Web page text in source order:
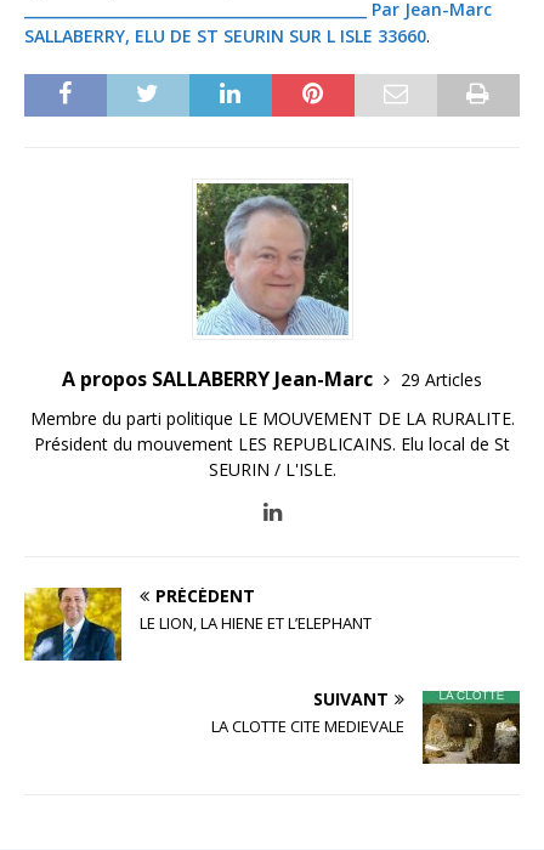
_______________________________________________ Par Jean-Marc
SALLABERRY, ELU DE ST SEURIN SUR L ISLE 33660.
A propos SALLABERRY Jean-Marc
29 Articles
Membre du parti politique LE MOUVEMENT DE LA RURALITE.
Président du mouvement LES REPUBLICAINS. Elu local de St
SEURIN / L'ISLE.
PRÉCÉDENT
LE LION, LA HIENE ET L’ELEPHANT
SUIVANT
LA CLOTTE CITE MEDIEVALE